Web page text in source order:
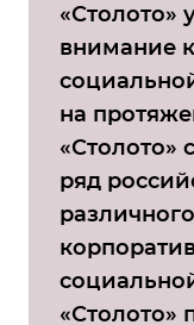
«Столото»
внимание
на
«Столото»
ряд
«Столото»